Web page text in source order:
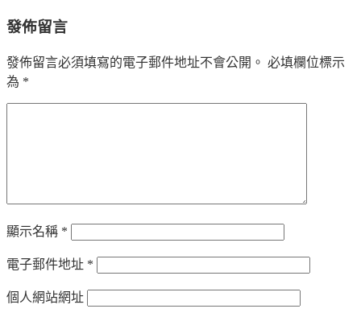
發佈留言
發佈留言必須填寫的電子郵件地址不會公開。 必填欄位標示
為 *
顯示名稱 *
電子郵件地址 *
個人網站網址